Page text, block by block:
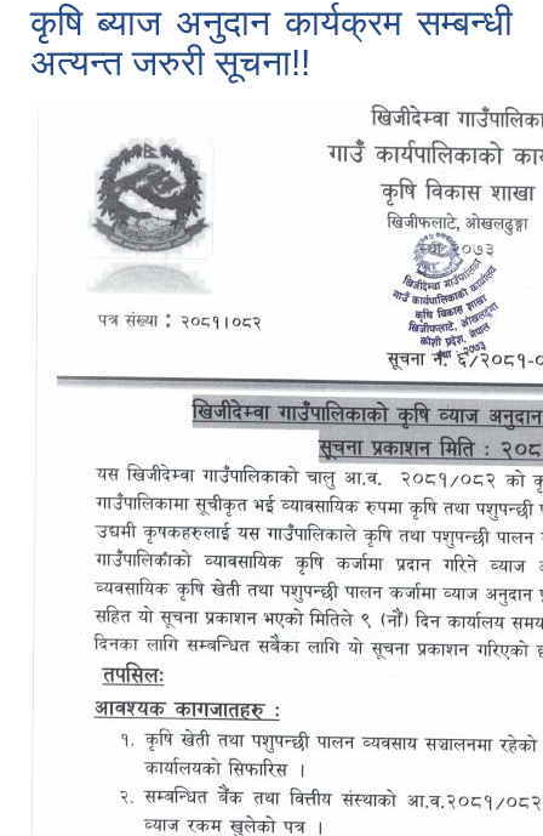
कृषि ब्याज अनुदान कार्यक्रम सम्बन्धी
अत्यन्त जरुरी सूचना!!